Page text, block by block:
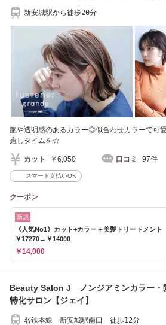
新安城駅から徒歩20分
艶や透明感のあるカラー◎似合わせカラーで可
癒しタイムを☆
カット ￥6,050 口コミ 97件
スマート支払いOK
クーポン
新規
《人気No1》カット+カラー＋美髪トリートメント
￥17270→￥14000
￥14,000
Beauty Salon J ノンジアミンカラー・
特化サロン【ジェイ】
名鉄本線 新安城駅南口 徒歩12分